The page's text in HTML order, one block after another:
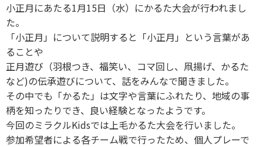
小正月にあたる1月15日（水）にかるた大会が行われまし
た。
「小正月」について説明すると「小正月」という言葉があ
ることや
正月遊び（羽根つき、福笑い、コマ回し、凧揚げ、かるた
など)の伝承遊びについて、話をみんなで聞きました。
その中でも「かるた」は文字や言葉にふれたり、地域の事
柄を知ったりでき、良い経験となったようです。
今回のミラクルKidsでは上毛かるた大会を行いました。
参加希望者による各チーム戦で行ったため、個人プレーで